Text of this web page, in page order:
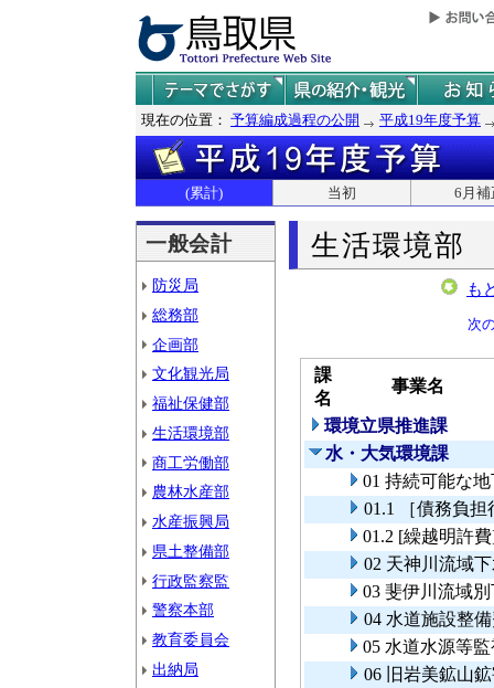
現在の位置： 予算編成過程の公開 平成19年度予算
(累計) 当初 6月補
一般会計
防災局
総務部
企画部
文化観光局
福祉保健部
生活環境部
商工労働部
農林水産部
水産振興局
県土整備部
行政監察監
警察本部
教育委員会
出納局
生活環境部
も
次
課
名
事業名
環境立県推進課
水・大気環境課
01 持続可能な
01.1 ［債務負
01.2 [繰越明許
02 天神川流域
03 斐伊川流域
04 水道施設整
05 水道水源等
06 旧岩美鉱山